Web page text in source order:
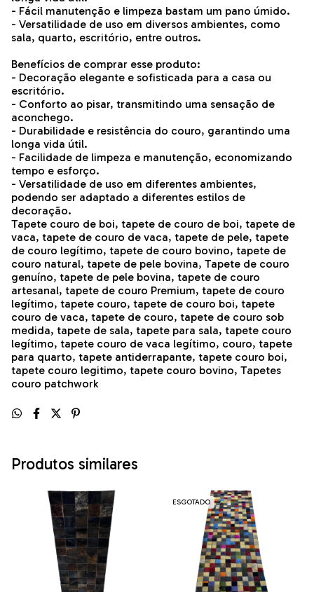
- Fácil manutenção e limpeza bastam um pano úmido.
- Versatilidade de uso em diversos ambientes, como
sala, quarto, escritório, entre outros.
Benefícios de comprar esse produto:
- Decoração elegante e sofisticada para a casa ou
escritório.
- Conforto ao pisar, transmitindo uma sensação de
aconchego.
- Durabilidade e resistência do couro, garantindo uma
longa vida útil.
- Facilidade de limpeza e manutenção, economizando
tempo e esforço.
- Versatilidade de uso em diferentes ambientes,
podendo ser adaptado a diferentes estilos de
decoração.
Tapete couro de boi, tapete de couro de boi, tapete de
vaca, tapete de couro de vaca, tapete de pele, tapete
de couro legítimo, tapete de couro bovino, tapete de
couro natural, tapete de pele bovina, Tapete de couro
genuíno, tapete de pele bovina, tapete de couro
artesanal, tapete de couro Premium, tapete de couro
legítimo, tapete couro, tapete de couro boi, tapete
couro de vaca, tapete de couro, tapete de couro sob
medida, tapete de sala, tapete para sala, tapete couro
legítimo, tapete couro de vaca legítimo, couro, tapete
para quarto, tapete antiderrapante, tapete couro boi,
tapete couro legitimo, tapete couro bovino, Tapetes
couro patchwork
Produtos similares
ESGOTADO